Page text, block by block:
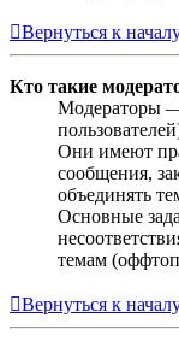
Вернуться к
Кто такие
Модераторы
Они имеют
сообщения,
объединять
Основные
темам
Вернуться к